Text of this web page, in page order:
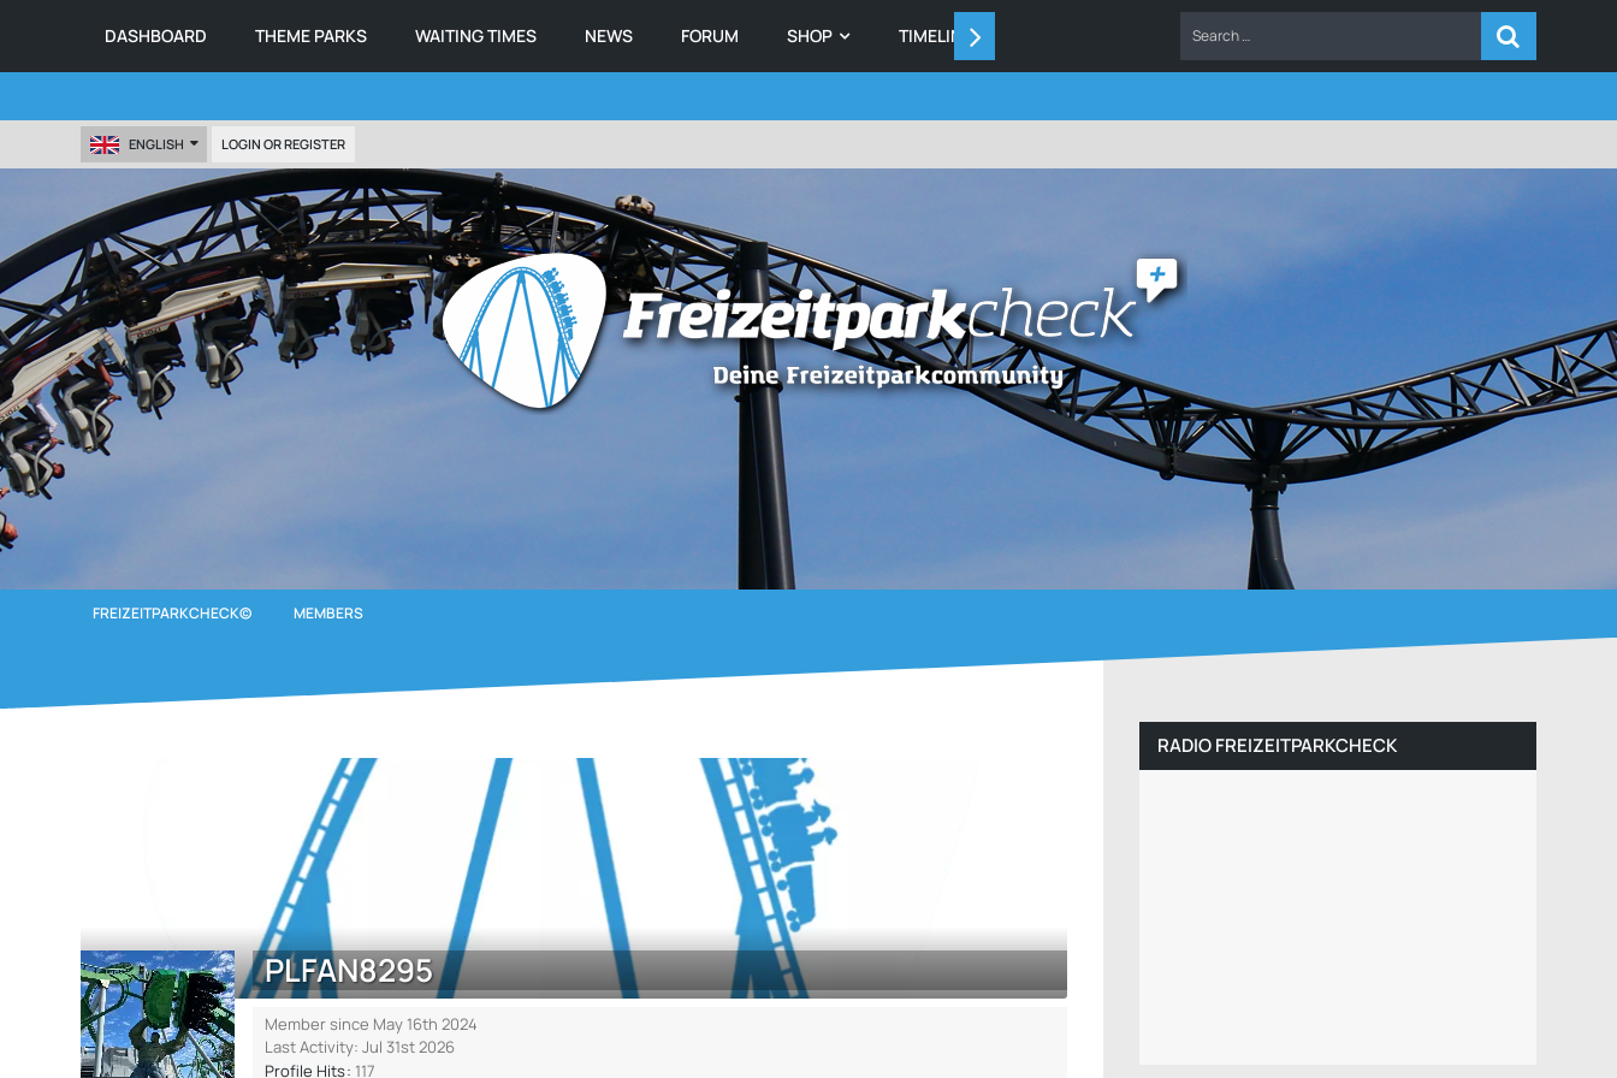
DASHBOARD THEME PARKS WAITING TIMES NEWS FORUM SHOP TIMELINE
ENGLISH LOGIN OR REGISTER
FREIZEITPARKCHECK© MEMBERS
PLFAN8295
Member since May 16th 2024
Last Activity:Jul 31st 2026
Profile Hits 117
RADIO FREIZEITPARKCHECK